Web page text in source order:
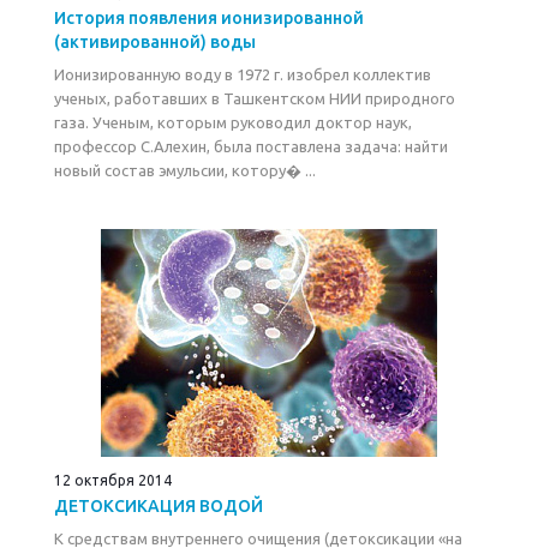
История появления ионизированной
(активированной) воды
Ионизированную воду в 1972 г. изобрел коллектив
ученых, работавших в Ташкентском НИИ природного
газа. Ученым, которым руководил доктор наук,
профессор С.Алехин, была поставлена задача: найти
новый состав эмульсии, котору� ...
12 октября 2014
ДЕТОКСИКАЦИЯ ВОДОЙ
К средствам внутреннего очищения (детоксикации «на